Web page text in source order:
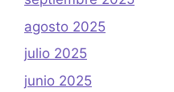
agosto 2025
julio 2025
junio 2025